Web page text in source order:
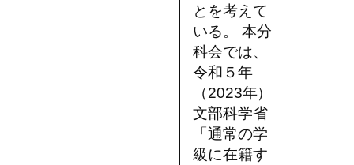
とを考えて
いる。 本分
科会では、
令和５年
（2023年）
文部科学省
「通常の学
級に在籍す